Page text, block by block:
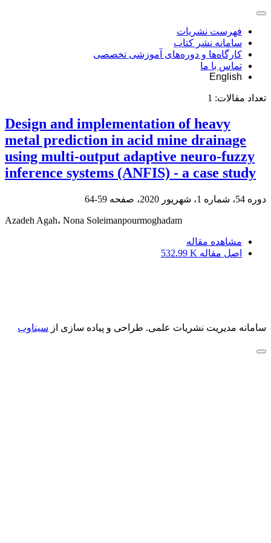
فهرست نشریات
سامانه نشر کتاب
کارگاه‌ها و دوره‌های آموزشی تخصصی
تماس با ما
English
تعداد مقالات: 1
Design and implementation of heavy
metal prediction in acid mine drainage
using multi-output adaptive neuro-fuzzy
inference systems (ANFIS) - a case study
دوره 54، شماره 1، شهریور 2020، صفحه 59-64
Azadeh Agah، Nona Soleimanpourmoghadam
مشاهده مقاله
اصل مقاله 532.99 K
سامانه مدیریت نشریات علمی. طراحی و پیاده سازی از سیناوب